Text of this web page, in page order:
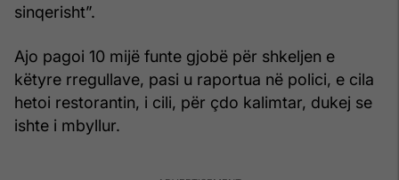
sinqerisht”.
Ajo pagoi 10 mijë funte gjobë për shkeljen e
këtyre rregullave, pasi u raportua në polici, e cila
hetoi restorantin, i cili, për çdo kalimtar, dukej se
ishte i mbyllur.